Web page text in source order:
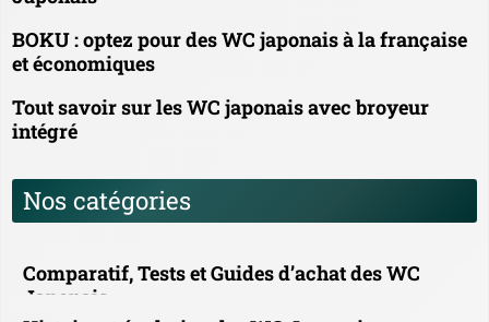
BOKU : optez pour des WC japonais à la française
et économiques
Tout savoir sur les WC japonais avec broyeur
intégré
Nos catégories
Comparatif, Tests et Guides d’achat des WC
Japonais